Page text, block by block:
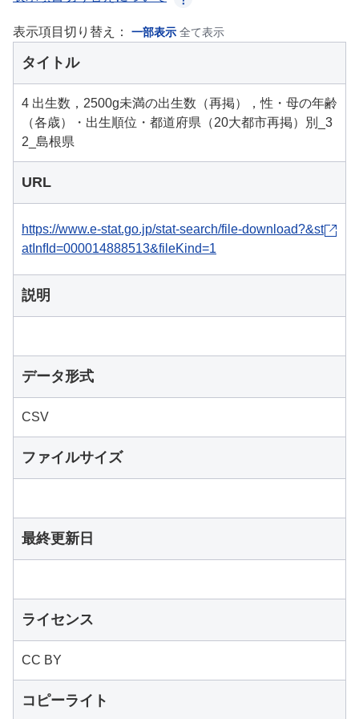
表示項目切り替え： 一部表示 全て表示
タイトル
4 出生数，2500g未満の出生数（再掲），性・母の年齢
（各歳）・出生順位・都道府県（20大都市再掲）別_3
2_島根県
URL
https://www.e-stat.go.jp/stat-search/file-download?&st
atInfId=000014888513&fileKind=1
説明
データ形式
CSV
ファイルサイズ
最終更新日
ライセンス
CC BY
コピーライト